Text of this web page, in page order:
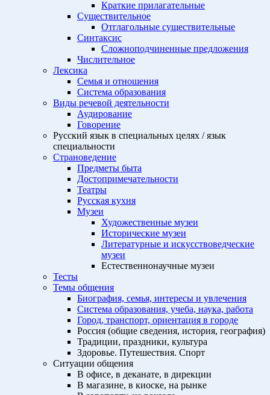
Краткие прилагательные
Существительное
Отглагольные существительные
Синтаксис
Сложноподчиненные предложения
Числительное
Лексика
Семья и отношения
Система образования
Виды речевой деятельности
Аудирование
Говорение
Русский язык в специальных целях / язык
специальности
Страноведение
Предметы быта
Достопримечательности
Театры
Русская кухня
Музеи
Художественные музеи
Исторические музеи
Литературные и искусствоведческие
музеи
Естественнонаучные музеи
Тесты
Темы общения
Биография, семья, интересы и увлечения
Система образования, учеба, наука, работа
Город, транспорт, ориентация в городе
Россия (общие сведения, история, география)
Традиции, праздники, культура
Здоровье. Путешествия. Спорт
Ситуации общения
В офисе, в деканате, в дирекции
В магазине, в киоске, на рынке